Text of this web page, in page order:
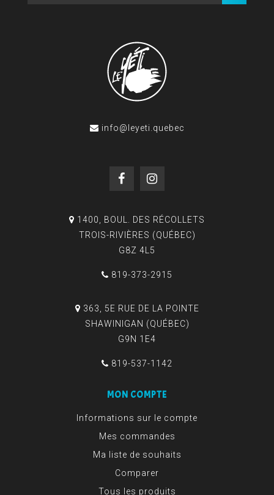
info@leyeti.quebec
1400, BOUL. DES RÉCOLLETS
TROIS-RIVIÈRES (QUÉBEC)
G8Z 4L5
819-373-2915
363, 5E RUE DE LA POINTE
SHAWINIGAN (QUÉBEC)
G9N 1E4
819-537-1142
MON COMPTE
Informations sur le compte
Mes commandes
Ma liste de souhaits
Comparer
Tous les produits